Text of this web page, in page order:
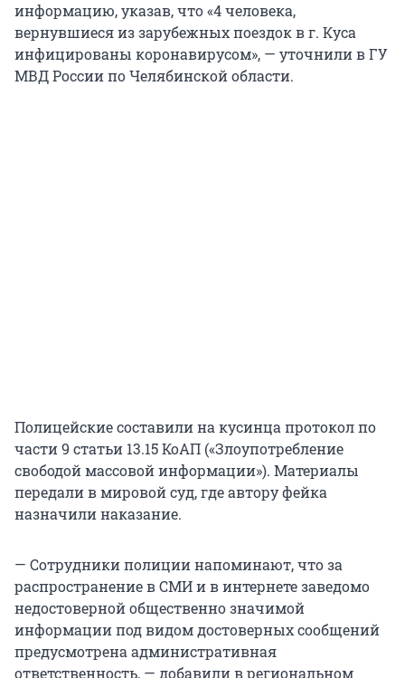
информацию, указав, что «4 человека,
вернувшиеся из зарубежных поездок в г. Куса
инфицированы коронавирусом», — уточнили в ГУ
МВД России по Челябинской области.
Полицейские составили на кусинца протокол по
части 9 статьи 13.15 КоАП («Злоупотребление
свободой массовой информации»). Материалы
передали в мировой суд, где автору фейка
назначили наказание.
— Сотрудники полиции напоминают, что за
распространение в СМИ и в интернете заведомо
недостоверной общественно значимой
информации под видом достоверных сообщений
предусмотрена административная
ответственность, — добавили в региональном